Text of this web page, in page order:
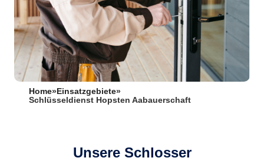
Home» Einsatzgebiete»
Schlüsseldienst Hopsten Aabauerschaft
Unsere Schlosser